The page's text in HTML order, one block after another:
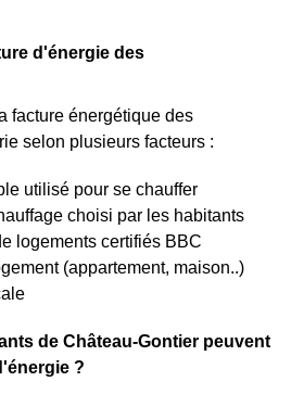
d'énergie des
facture énergétique des
selon plusieurs facteurs :
utilisé pour se chauffer
choisi par les habitants
logements certifiés BBC
(appartement, maison..)
de Château-Gontier peuvent
?